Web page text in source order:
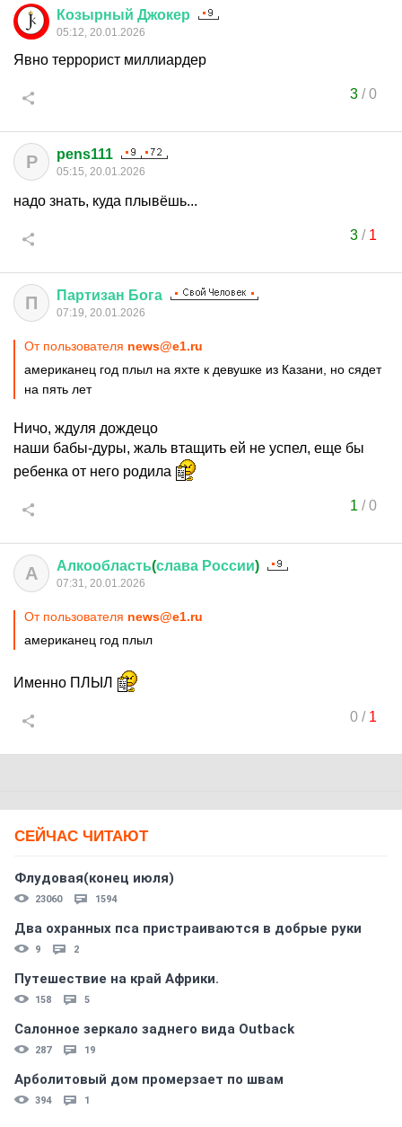
Козырный Джокер
05:12, 20.01.2026
Явно террорист миллиардер
3/0
P pens111
05:15, 20.01.2026
надо знать, куда плывёшь...
3/ 1
П Партизан Бога
07:19, 20.01.2026
От пользователя news@e1.ru
американец год плыл на яхте к девушке из Казани, но сядет
на пять лет
Ничо, ждуля дождецо
наши бабы-дуры, жаль втащить ей не успел, еще бы
ребенка от него родила
1 /0
А Алкообласть(слава России)
07:31, 20.01.2026
От пользователя news@e1.ru
американец год плыл
Именно ПЛЫЛ
0/ 1
СЕЙЧАС ЧИТАЮТ
Флудовая(конец июля)
23060 1594
Два охранных пса пристраиваются в добрые руки
9 2
Путешествие на край Африки.
158 5
Салонное зеркало заднего вида Outback
287 19
Арболитовый дом промерзает по швам
394 1